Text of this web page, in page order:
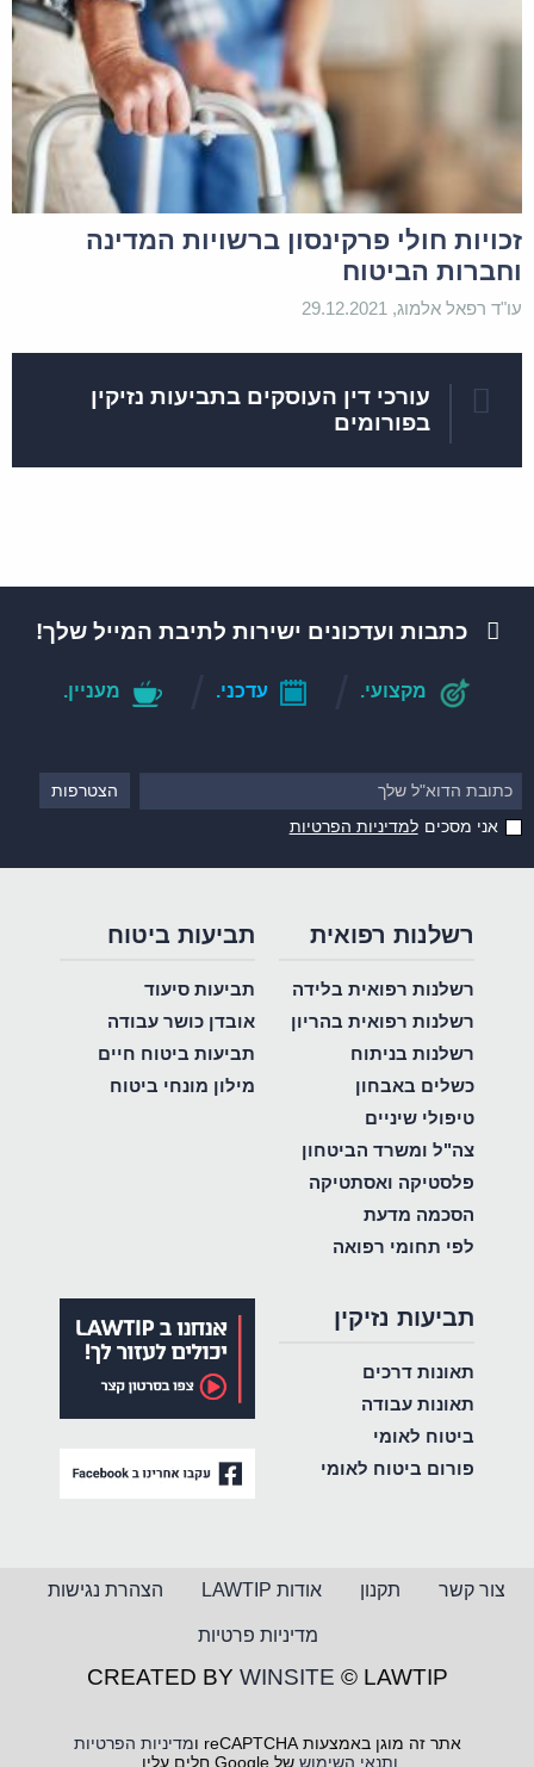
זכויות חולי פרקינסון ברשויות המדינה
וחברות הביטוח
עו"ד רפאל אלמוג, 29.12.2021
עורכי דין העוסקים בתביעות נזיקין
בפורומים
כתבות ועדכונים ישירות לתיבת המייל שלך!
מקצועי. עדכני. מעניין.
אני מסכים למדיניות הפרטיות
רשלנות רפואית
רשלנות רפואית בלידה
רשלנות רפואית בהריון
רשלנות בניתוח
כשלים באבחון
טיפולי שיניים
צה"ל ומשרד הביטחון
פלסטיקה ואסתטיקה
הסכמה מדעת
לפי תחומי רפואה
תביעות ביטוח
תביעות סיעוד
אובדן כושר עבודה
תביעות ביטוח חיים
מילון מונחי ביטוח
תביעות נזיקין
תאונות דרכים
תאונות עבודה
ביטוח לאומי
פורום ביטוח לאומי
צור קשר תקנון אודות LAWTIP הצהרת נגישות
מדיניות פרטיות
CREATED BY WINSITE © LAWTIP
אתר זה מוגן באמצעות reCAPTCHA ו
מדיניות הפרטיות
ותנאי השימוש של Google חלים עליו.